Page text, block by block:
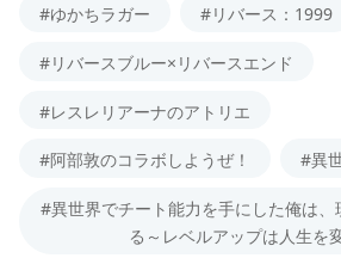
#ゆかちラガー #リバース：1999
#リバースブルー×リバースエンド
#レスレリアーナのアトリエ
#阿部敦のコラボしようぜ！ #異
#異世界でチート能力を手にした俺は、
る～レベルアップは人生を